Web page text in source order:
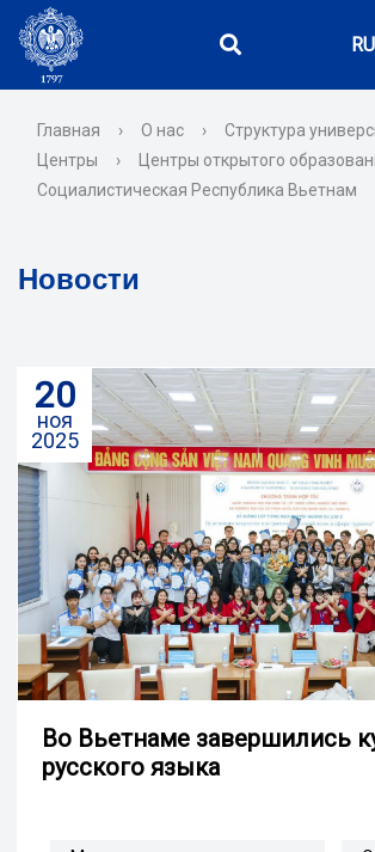
RU
Главная › О нас › Структура
Центры
› Центры открытого
Социалистическая Республика Вьетнам
Новости
20
ноя
2025
Во Вьетнаме завершились
русского языка